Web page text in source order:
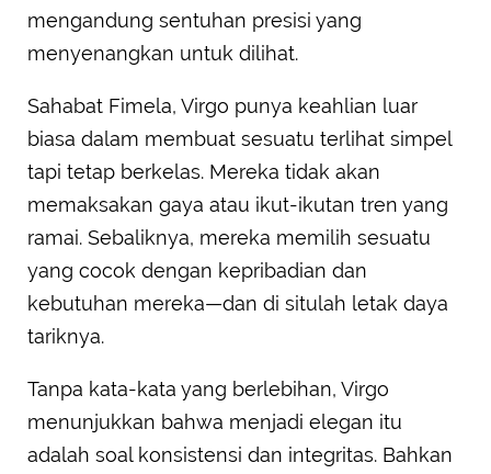
mengandung sentuhan presisi yang
menyenangkan untuk dilihat.
Sahabat Fimela, Virgo punya keahlian luar
biasa dalam membuat sesuatu terlihat simpel
tapi tetap berkelas. Mereka tidak akan
memaksakan gaya atau ikut-ikutan tren yang
ramai. Sebaliknya, mereka memilih sesuatu
yang cocok dengan kepribadian dan
kebutuhan mereka—dan di situlah letak daya
tariknya.
Tanpa kata-kata yang berlebihan, Virgo
menunjukkan bahwa menjadi elegan itu
adalah soal konsistensi dan integritas. Bahkan